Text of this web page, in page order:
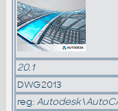
20.1
DWG2013
reg: